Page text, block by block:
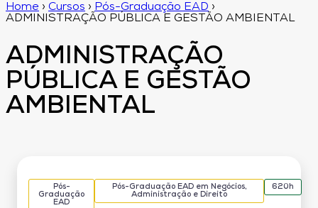
Home › Cursos › Pós-Graduação EAD ›
ADMINISTRAÇÃO PÚBLICA E GESTÃO AMBIENTAL
ADMINISTRAÇÃO
PÚBLICA E GESTÃO
AMBIENTAL
Pós-
Graduação
EAD
Pós-Graduação EAD em Negócios,
Administração e Direito
620h